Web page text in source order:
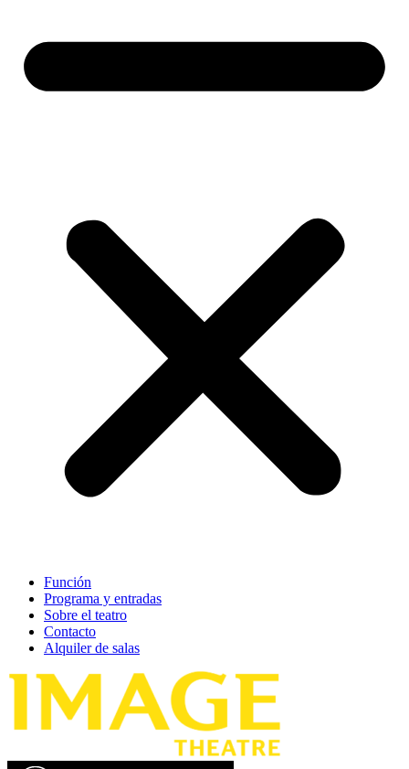
Función
Programa y entradas
Sobre el teatro
Contacto
Alquiler de salas